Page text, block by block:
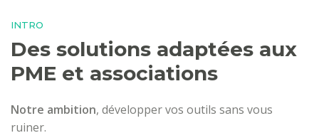
INTRO
Des solutions adaptées aux
PME et associations
Notre ambition, développer vos outils sans vous
ruiner.